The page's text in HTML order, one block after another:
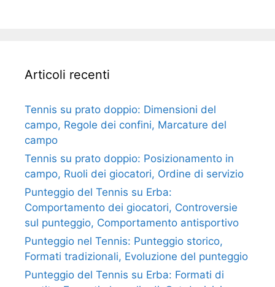
Articoli recenti
Tennis su prato doppio: Dimensioni del
campo, Regole dei confini, Marcature del
campo
Tennis su prato doppio: Posizionamento in
campo, Ruoli dei giocatori, Ordine di servizio
Punteggio del Tennis su Erba:
Comportamento dei giocatori, Controversie
sul punteggio, Comportamento antisportivo
Punteggio nel Tennis: Punteggio storico,
Formati tradizionali, Evoluzione del punteggio
Punteggio del Tennis su Erba: Formati di